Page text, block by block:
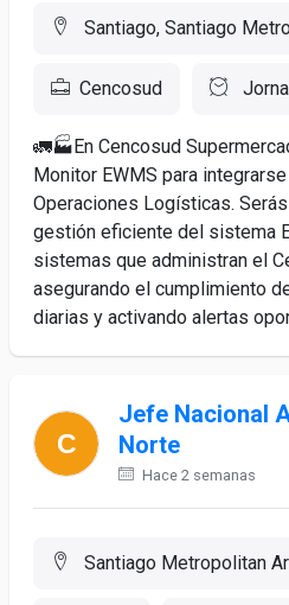
Santiago, Santiago
Cencosud
🚛🏭En Cencosud
Monitor EWMS para
Operaciones Logísticas.
gestión eficiente del sistema
sistemas que administran el
asegurando el cumplimiento
diarias y activando alertas
Jefe Nacional
Norte
Hace 2 semanas
Santiago Metropolitan